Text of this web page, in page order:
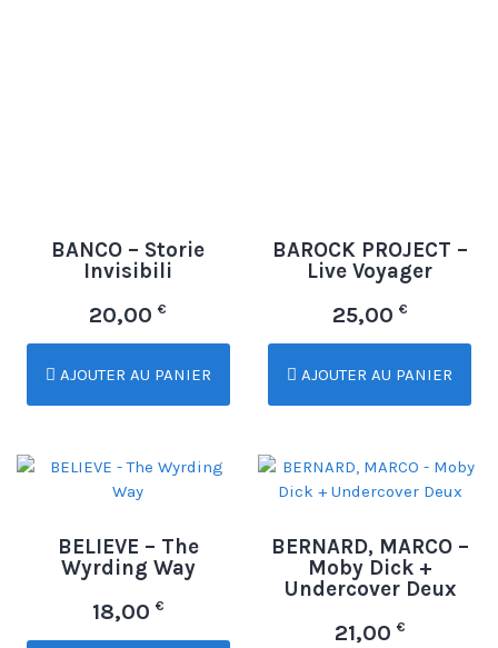
BANCO – Storie
Invisibili
20,00€
AJOUTER AU PANIER
BAROCK PROJECT –
Live Voyager
25,00 €
AJOUTER AU PANIER
BELIEVE – The
Wyrding Way
18,00 €
BERNARD, MARCO –
Moby Dick +
Undercover Deux
21,00 €